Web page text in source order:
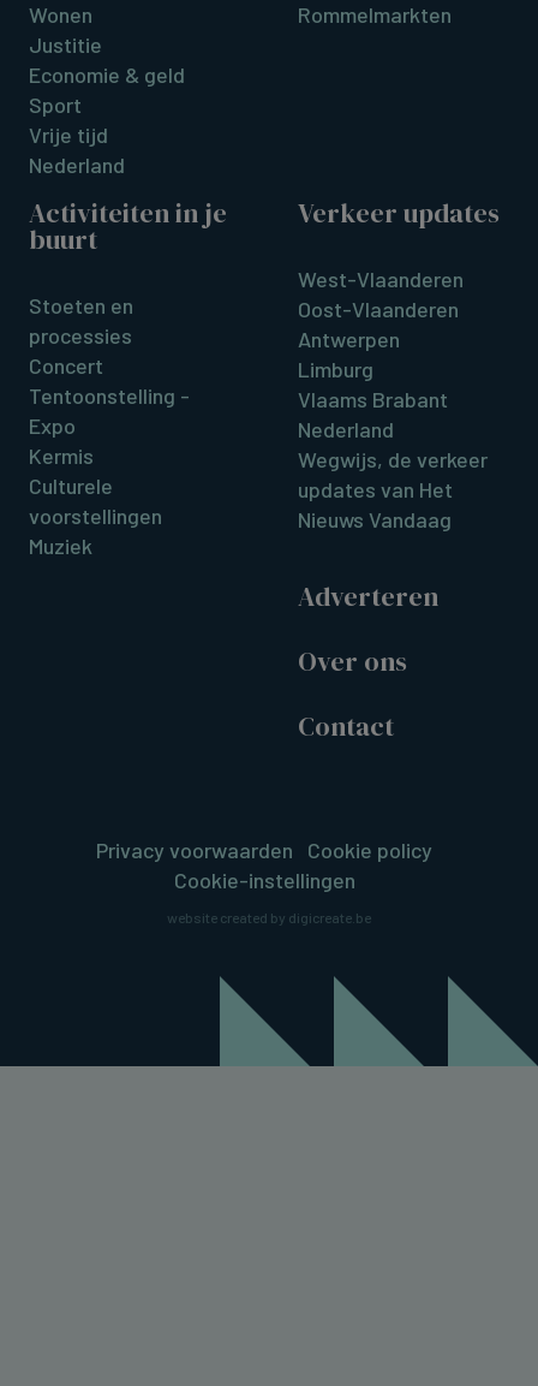
Wonen
Justitie
Economie & geld
Sport
Vrije tijd
Nederland
Rommelmarkten
Activiteiten in je
buurt
Stoeten en
processies
Concert
Tentoonstelling -
Expo
Kermis
Culturele
voorstellingen
Muziek
Verkeer updates
West-Vlaanderen
Oost-Vlaanderen
Antwerpen
Limburg
Vlaams Brabant
Nederland
Wegwijs, de verkeer
updates van Het
Nieuws Vandaag
Adverteren
Over ons
Contact
Privacy voorwaarden
Cookie policy
Cookie-instellingen
website created by digicreate.be